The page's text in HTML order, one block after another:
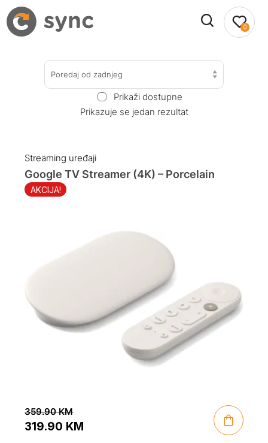
0
Poredaj od zadnjeg
Prikaži dostupne
Prikazuje se jedan rezultat
Streaming uređaji
AKCIJA!
Google TV Streamer (4K) – Porcelain
359.90KM
319.90 KM